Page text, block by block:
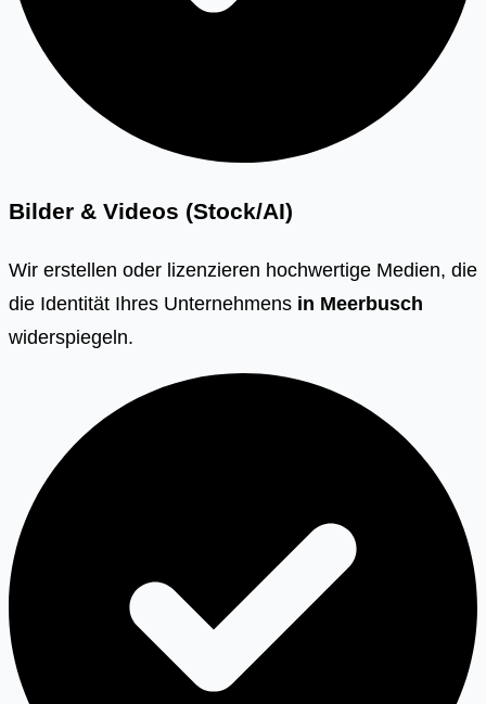
Bilder & Videos (Stock/AI)
Wir erstellen oder lizenzieren hochwertige Medien, die
die Identität Ihres Unternehmens in Meerbusch
widerspiegeln.